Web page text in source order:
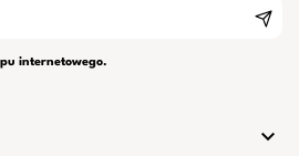
internetowego.
